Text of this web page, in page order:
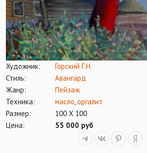
Художник:
Горский Г.Н.
Стиль:
Авангард
Жанр:
Пейзаж
Техника:
масло оргалит
Размер:
100 Х 100
Цена:
55 000 руб